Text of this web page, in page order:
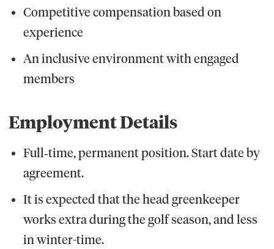
Competitive compensation based on
experience
An inclusive environment with engaged
members
Employment Details
Full‑time, permanent position. Start date by
agreement.
It is expected that the head greenkeeper
works extra during the golf season, and less
in winter-time.